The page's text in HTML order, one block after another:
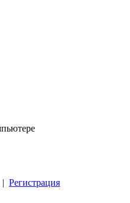
| Регистрация